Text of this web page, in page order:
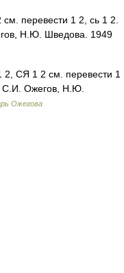
перевести 1 2, сь 1 2.
Н.Ю. Шведова. 1949
СЯ 1 2 см. перевести 1
С.И. Ожегов, Н.Ю.
Ожегова